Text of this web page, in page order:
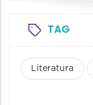
TAG
Literatura